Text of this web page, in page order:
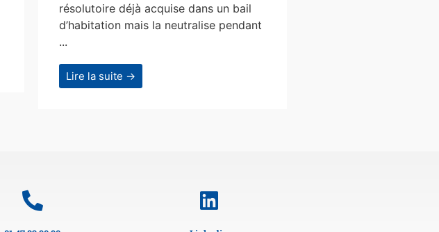
résolutoire déjà acquise dans un bail
d’habitation mais la neutralise pendant
...
Lire la suite →